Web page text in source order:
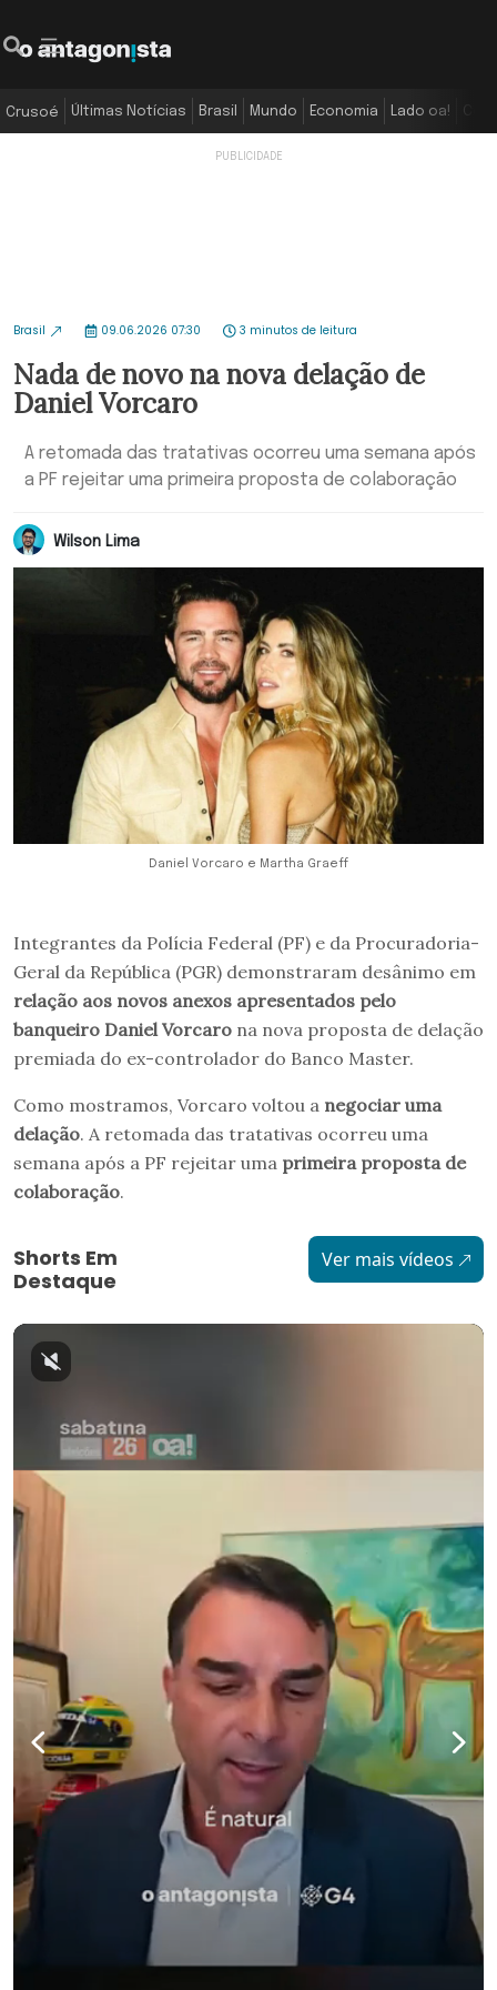
Crusoé Últimas Notícias Brasil Mundo Economia Lado oa!
Brasil 09.06.2026 07:30 3 minutos de leitura
Nada de novo na nova delação de
Daniel Vorcaro
A retomada das tratativas ocorreu uma semana após
a PF rejeitar uma primeira proposta de colaboração
Wilson Lima
Daniel Vorcaro e Martha Graeff
Integrantes da Polícia Federal (PF) e da Procuradoria-
Geral da República (PGR) demonstraram desânimo em
relação aos novos anexos apresentados pelo
banqueiro Daniel Vorcaro na nova proposta de delação
premiada do ex-controlador do Banco Master.
Como mostramos, Vorcaro voltou a negociar uma
delação. A retomada das tratativas ocorreu uma
semana após a PF rejeitar uma primeira proposta de
colaboração.
Shorts Em
Destaque
Ver mais vídeos